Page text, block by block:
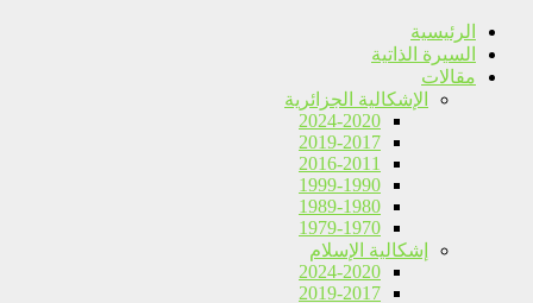
الرئيسية
السيرة الذاتية
مقالات
الإشكالية الجزائرية
2024-2020
2019-2017
2016-2011
1999-1990
1989-1980
1979-1970
إشكالية الإسلام
2024-2020
2019-2017